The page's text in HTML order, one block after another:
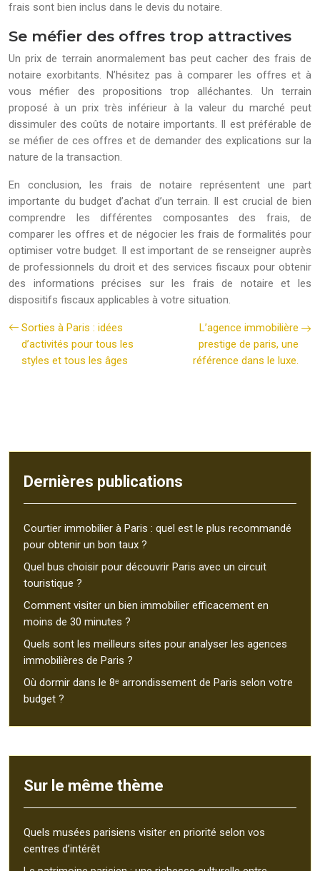
frais sont bien inclus dans le devis du notaire.
Se méfier des offres trop attractives
Un prix de terrain anormalement bas peut cacher des frais de
notaire exorbitants. N’hésitez pas à comparer les offres et à
vous méfier des propositions trop alléchantes. Un terrain
proposé à un prix très inférieur à la valeur du marché peut
dissimuler des coûts de notaire importants. Il est préférable de
se méfier de ces offres et de demander des explications sur la
nature de la transaction.
En conclusion, les frais de notaire représentent une part
importante du budget d’achat d’un terrain. Il est crucial de bien
comprendre les différentes composantes des frais, de
comparer les offres et de négocier les frais de formalités pour
optimiser votre budget. Il est important de se renseigner auprès
de professionnels du droit et des services fiscaux pour obtenir
des informations précises sur les frais de notaire et les
dispositifs fiscaux applicables à votre situation.
Sorties à Paris : idées
d’activités pour tous les
styles et tous les âges
L’agence immobilière
prestige de paris, une
référence dans le luxe.
Dernières publications
Courtier immobilier à Paris : quel est le plus recommandé
pour obtenir un bon taux ?
Quel bus choisir pour découvrir Paris avec un circuit
touristique ?
Comment visiter un bien immobilier efficacement en
moins de 30 minutes ?
Quels sont les meilleurs sites pour analyser les agences
immobilières de Paris ?
Où dormir dans le 8ᵉ arrondissement de Paris selon votre
budget ?
Sur le même thème
Quels musées parisiens visiter en priorité selon vos
centres d’intérêt